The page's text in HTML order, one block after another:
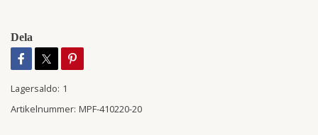
Dela
Lagersaldo: 1
Artikelnummer: MPF-410220-20